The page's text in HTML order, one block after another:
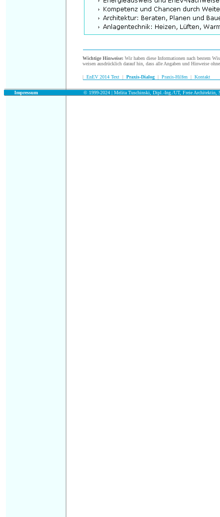
Wichtige Hinweise: Wir haben diese Informationen nach bestem
weisen ausdrücklich darauf hin, dass alle Angaben und Hinweise
| EnEV 2014 Text | Praxis-Dialog | Praxis-Hilfen | Kontakt
Impressum © 1999-2024 | Melita Tuschinski, Dipl.-Ing./UT, Freie Architektin,